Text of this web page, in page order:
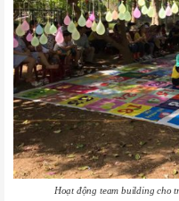
Hoạt động team building cho